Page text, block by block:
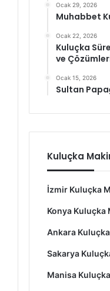
Ocak 29, 2026
Muhabbet
Ocak 22, 2026
Kuluçka
ve
Ocak 15, 2026
Sultan
Kuluçka
İzmir Kuluçka
Konya Kuluçka
Ankara
Sakarya
Manisa